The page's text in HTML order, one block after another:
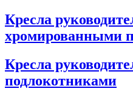
Кресла
хромированными
Кресла
подлокотниками